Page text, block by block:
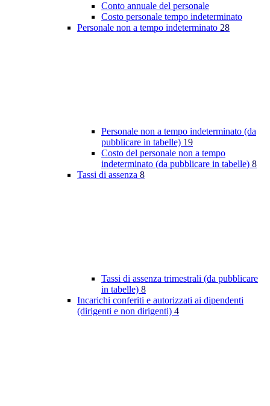
Conto annuale del personale
Costo personale tempo indeterminato
Personale non a tempo indeterminato 28
Personale non a tempo indeterminato (da
pubblicare in tabelle) 19
Costo del personale non a tempo
indeterminato (da pubblicare in tabelle) 8
Tassi di assenza 8
Tassi di assenza trimestrali (da pubblicare
in tabelle) 8
Incarichi conferiti e autorizzati ai dipendenti
(dirigenti e non dirigenti) 4